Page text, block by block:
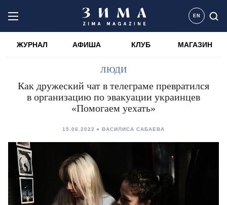
EN
ЖУРНАЛ АФИША КЛУБ МАГАЗИН
ЛЮДИ
Как дружеский чат в телеграме превратился
в организацию по эвакуации украинцев
«Помогаем уехать»
15.06.2022 ВАСИЛИСА САБАЕВА